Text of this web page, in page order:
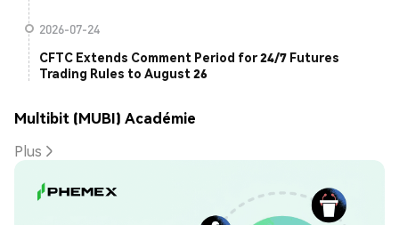
2026-07-24
CFTC Extends Comment Period for 24/7 Futures
Trading Rules to August 26
Multibit (MUBI) Académie
Plus